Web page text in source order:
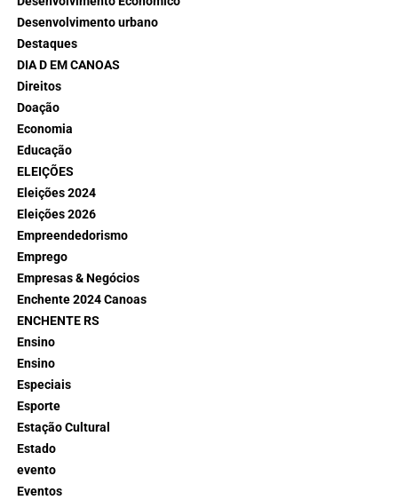
Desenvolvimento urbano
Destaques
DIA D EM CANOAS
Direitos
Doação
Economia
Educação
ELEIÇÕES
Eleições 2024
Eleições 2026
Empreendedorismo
Emprego
Empresas & Negócios
Enchente 2024 Canoas
ENCHENTE RS
Ensino
Ensino
Especiais
Esporte
Estação Cultural
Estado
evento
Eventos